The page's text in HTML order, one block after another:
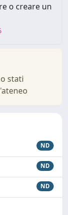
o creare un
stati
ND
ND
ND